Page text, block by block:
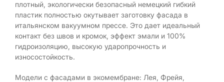
плотный, экологически безопасный немецкий гибкий
пластик полностью окутывает заготовку фасада в
итальянском вакуумном прессе. Это дает идеальный
контакт без швов и кромок, эффект эмали и 100%
гидроизоляцию, высокую ударопрочность и
износостойкость.
Модели с фасадами в экомембране: Лея, Фрейя,